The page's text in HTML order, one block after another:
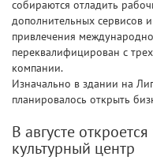
собираются отладить
дополнительных сервисов
привлечения
переквалифицирован с
компании.
Изначально в здании на
планировалось открыть
В августе
культурный центр